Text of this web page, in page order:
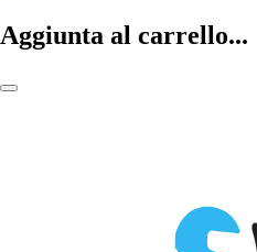
Aggiunta al carrello...